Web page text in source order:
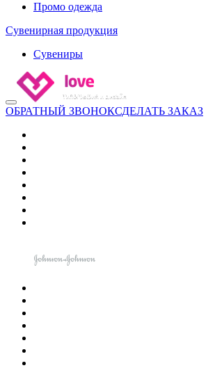
Промо одежда
Сувенирная продукция
Сувениры
ОБРАТНЫЙ ЗВОНОКСДЕЛАТЬ ЗАКАЗ